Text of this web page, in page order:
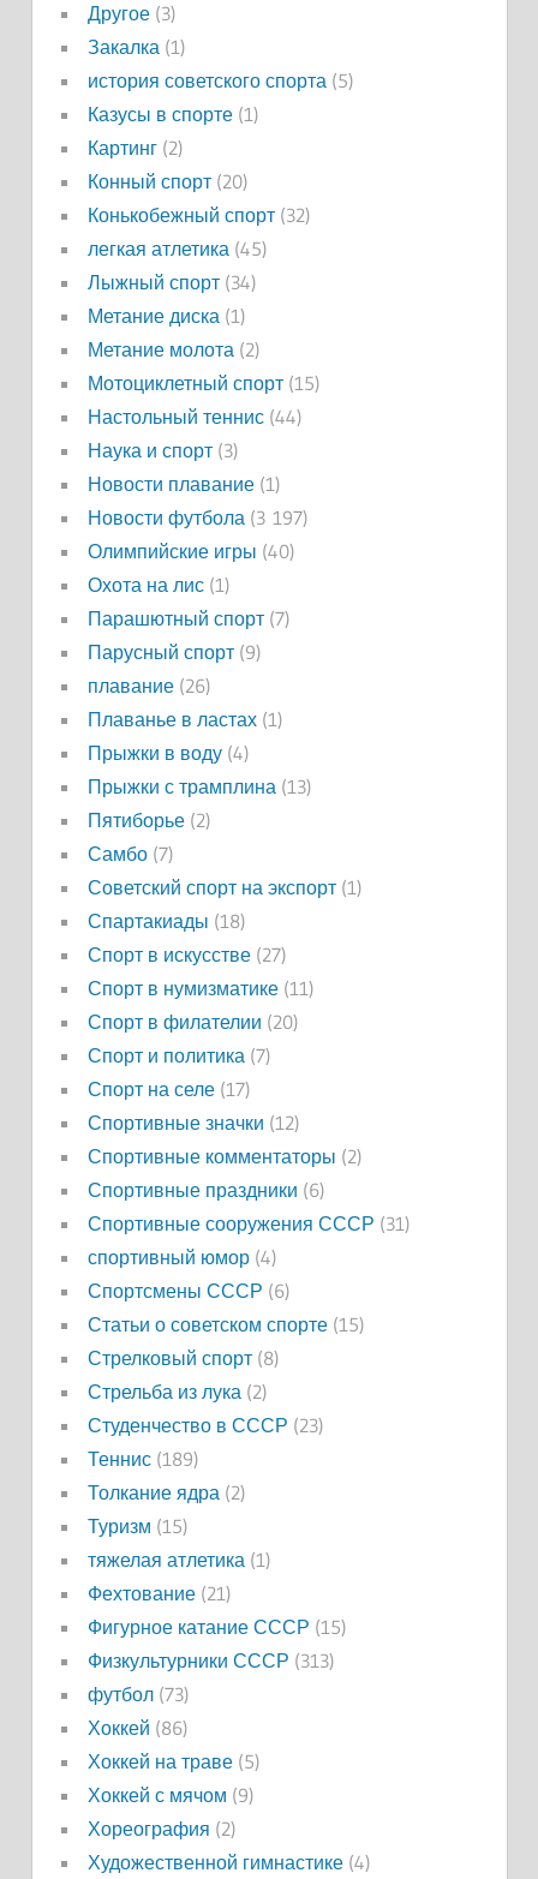
Другое(3)
Закалка(1)
история советского спорта(5)
Казусы в спорте(1)
Картинг(2)
Конный спорт(20)
Конькобежный спорт(32)
легкая атлетика(45)
Лыжный спорт(34)
Метание диска(1)
Метание молота(2)
Мотоциклетный спорт(15)
Настольный теннис(44)
Наука и спорт(3)
Новости плавание(1)
Новости футбола(3 197)
Олимпийские игры (40)
Охота на лис(1)
Парашютный спорт(7)
Парусный спорт(9)
плавание(26)
Плаванье в ластах(1)
Прыжки в воду(4)
Прыжки с трамплина(13)
Пятиборье(2)
Самбо(7)
Советский спорт на экспорт(1)
Спартакиады (18)
Спорт в искусстве(27)
Спорт в нумизматике(11)
Спорт в филателии (20)
Спорт и политика(7)
Спорт на селе(17)
Спортивные значки (12)
Спортивные комментаторы (2)
Спортивные праздники (6)
Спортивные сооружения СССР (31)
спортивный юмор(4)
Спортсмены СССР (6)
Статьи о советском спорте(15)
Стрелковый спорт(8)
Стрельба из лука(2)
Студенчество в СССР (23)
Теннис(189)
Толкание ядра(2)
Туризм (15)
тяжелая атлетика(1)
Фехтование(21)
Фигурное катание СССР (15)
Физкультурники СССР (313)
футбол(73)
Хоккей (86)
Хоккей на траве(5)
Хоккей с мячом (9)
Хореография (2)
Художественной гимнастике(4)